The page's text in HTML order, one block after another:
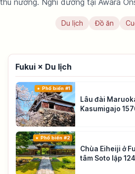
thu nướng. Nghỉ dưỡng tại Awara
Du lịch Đồ ăn
Fukui × Du lịch
Phổ biến #1
Lâu đài
Kasumigajo
Phổ biến #2
Chùa Eiheiji ở
tâm Soto lập